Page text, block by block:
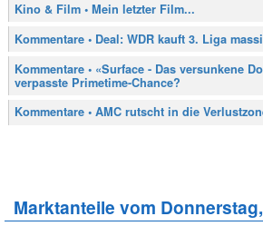
Kino & Film • Mein letzter Film...
Kommentare • Deal: WDR kauft 3. Liga
Kommentare • «Surface - Das versunkene
verpasste Primetime-Chance?
Kommentare • AMC rutscht in die
Marktanteile vom